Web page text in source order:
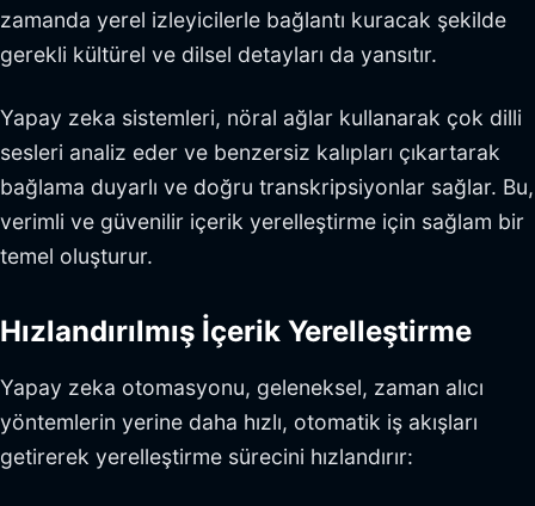
zamanda yerel izleyicilerle bağlantı kuracak şekilde
gerekli kültürel ve dilsel detayları da yansıtır.
Yapay zeka sistemleri, nöral ağlar kullanarak çok dilli
sesleri analiz eder ve benzersiz kalıpları çıkartarak
bağlama duyarlı ve doğru transkripsiyonlar sağlar. Bu,
verimli ve güvenilir içerik yerelleştirme için sağlam bir
temel oluşturur.
Hızlandırılmış İçerik Yerelleştirme
Yapay zeka otomasyonu, geleneksel, zaman alıcı
yöntemlerin yerine daha hızlı, otomatik iş akışları
getirerek yerelleştirme sürecini hızlandırır: